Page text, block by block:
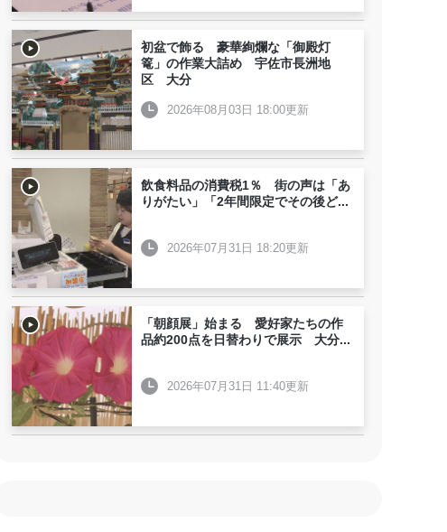
初盆で飾る 豪華絢爛な「御殿灯
篭」の作業大詰め 宇佐市長洲地
区 大分
2026年08月03日 18:00更新
飲食料品の消費税1％ 街の声は「あ
りがたい」「2年間限定でその後ど...
2026年07月31日 18:20更新
「朝顔展」始まる 愛好家たちの作
品約200点を日替わりで展示 大分...
2026年07月31日 11:40更新